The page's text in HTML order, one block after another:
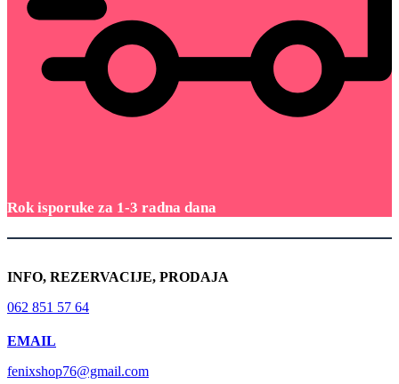
Rok isporuke za 1-3 radna dana
INFO, REZERVACIJE, PRODAJA
062 851 57 64
EMAIL
fenixshop76@gmail.com